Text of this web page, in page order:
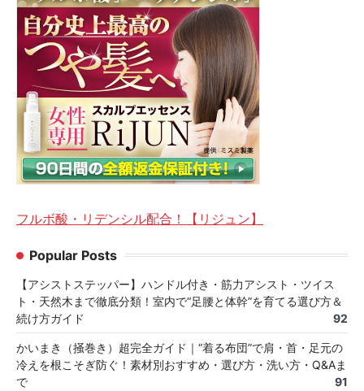
フルボ酸・リデンシル配合！【リジュン】
Popular Posts
【アシストステッパー】ハンドル付き・筋力アシスト・ツイス
ト・天然木まで徹底分類！室内で“足腰と体幹”を育てる選び方＆
続け方ガイド
92
かいまき（掻巻き）超完全ガイド｜“着る布団”で肩・首・足元の
冷えを根こそぎ防ぐ！素材別おすすめ・選び方・洗い方・Q&Aま
で
91